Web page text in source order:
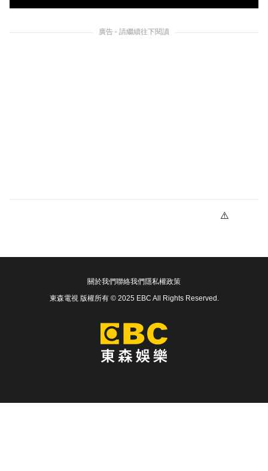
廣告 - 請繼續往下閱讀
關於我們聯絡我們隱私權政策
東森電視 版權所有 © 2025 EBC All Rights Reserved.